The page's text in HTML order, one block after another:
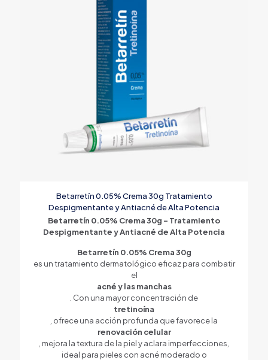
Betarretín 0.05% Crema 30g Tratamiento
Despigmentante y Antiacné de Alta Potencia
Betarretín 0.05% Crema 30g – Tratamiento
Despigmentante y Antiacné de Alta Potencia
Betarretín 0.05% Crema 30g
es un tratamiento dermatológico eficaz para combatir
el
acné y las manchas
. Con una mayor concentración de
tretinoína
, ofrece una acción profunda que favorece la
renovación celular
, mejora la textura de la piel y aclara imperfecciones,
ideal para pieles con acné moderado o